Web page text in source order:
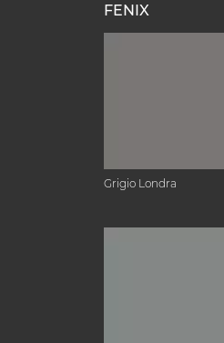
FENIX
Grigio Londra